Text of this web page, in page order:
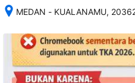
MEDAN - KUALANAMU,
memesan,
semua
rincian
akomodasi